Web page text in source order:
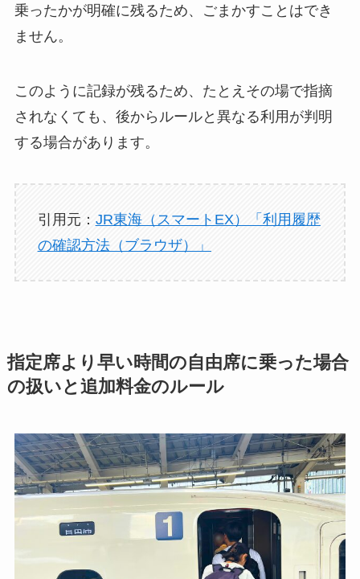
乗ったかが明確に残るため、ごまかすことはでき
ません。
このように記録が残るため、たとえその場で指摘
されなくても、後からルールと異なる利用が判明
する場合があります。
引用元： JR東海（スマートEX）「利用履歴
の確認方法（ブラウザ）」
指定席より早い時間の自由席に乗った場合
の扱いと追加料金のルール